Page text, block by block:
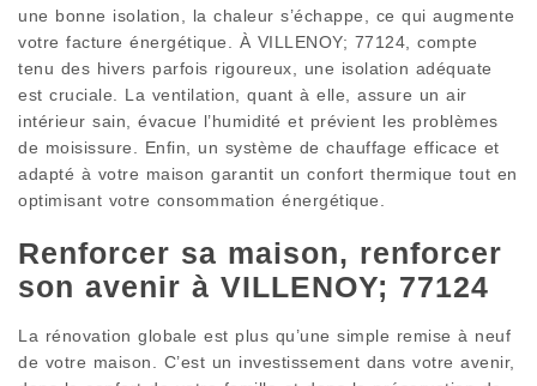
une bonne isolation, la chaleur s’échappe, ce qui augmente
votre facture énergétique. À VILLENOY; 77124, compte
tenu des hivers parfois rigoureux, une isolation adéquate
est cruciale. La ventilation, quant à elle, assure un air
intérieur sain, évacue l’humidité et prévient les problèmes
de moisissure. Enfin, un système de chauffage efficace et
adapté à votre maison garantit un confort thermique tout en
optimisant votre consommation énergétique.
Renforcer sa maison, renforcer
son avenir à VILLENOY; 77124
La rénovation globale est plus qu’une simple remise à neuf
de votre maison. C’est un investissement dans votre avenir,